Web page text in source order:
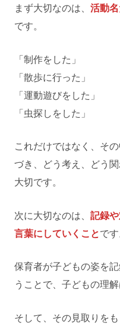
まず大切なのは、 活動
です。
「制作をした」
「散歩に行った」
「運動遊びをした」
「虫探しをした」
これだけではなく、そ
づき、どう考え、どう
大切です。
次に大切なのは、 記録
言葉にしていくことです
保育者が子どもの姿を
うことで、子どもの理解
そして、その見取りを